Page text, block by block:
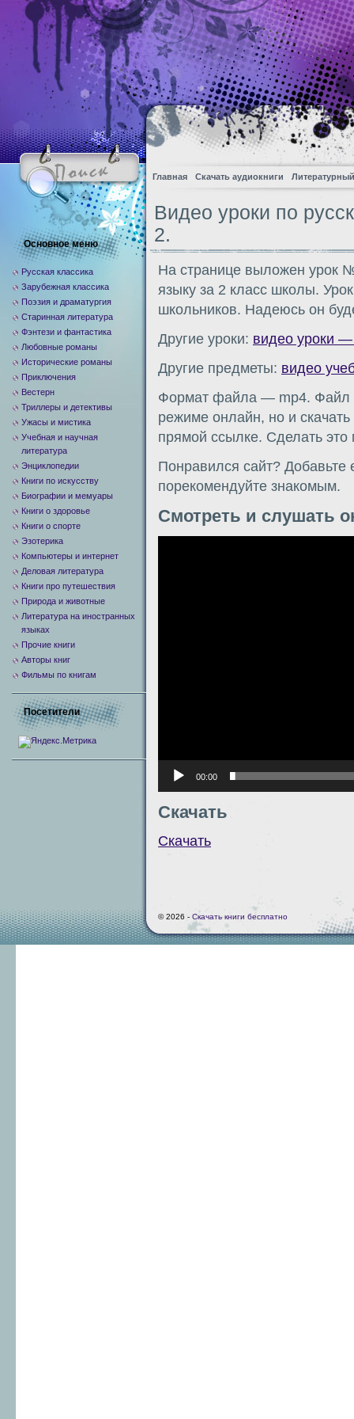
Главная Скачать аудиокниги
Видео уроки по
2.
На странице выложен урок
языку за 2 класс школы.
школьников. Надеюсь он
Другие уроки: видео уроки —
Другие предметы: видео
Формат файла — mp4. Файл
режиме онлайн, но и
прямой ссылке. Сделать
Понравился сайт? Добавьте
порекомендуйте знакомым.
Смотреть и слушать
00:00
Скачать
Скачать
Основное меню
Русская классика
Зарубежная классика
Поэзия и драматургия
Старинная литература
Фэнтези и фантастика
Любовные романы
Исторические романы
Приключения
Вестерн
Триллеры и детективы
Ужасы и мистика
Учебная и научная
литература
Энциклопедии
Книги по искусству
Биографии и мемуары
Книги о здоровье
Книги о спорте
Эзотерика
Компьютеры и интернет
Деловая литература
Книги про путешествия
Природа и животные
Литература на иностранных
языках
Прочие книги
Авторы книг
Фильмы по книгам
Посетители
© 2026 - Скачать книги бесплатно